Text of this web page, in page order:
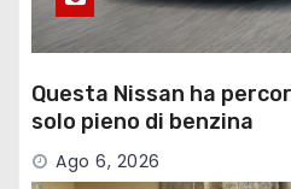
Questa Nissan ha
solo pieno di benzina
Ago 6, 2026